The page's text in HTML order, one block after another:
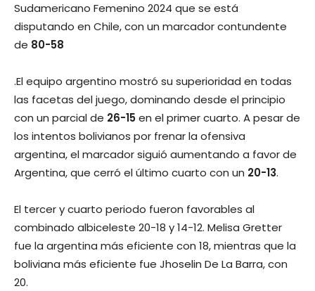
Sudamericano Femenino 2024 que se está
disputando en Chile, con un marcador contundente
de 80-58
.El equipo argentino mostró su superioridad en todas
las facetas del juego, dominando desde el principio
con un parcial de 26-15en el primer cuarto. A pesar de
los intentos bolivianos por frenar la ofensiva
argentina, el marcador siguió aumentando a favor de
Argentina, que cerró el último cuarto con un 20-13.
El tercer y cuarto periodo fueron favorables al
combinado albiceleste 20-18 y 14-12. Melisa Gretter
fue la argentina más eficiente con 18, mientras que la
boliviana más eficiente fue Jhoselin De La Barra, con
20.